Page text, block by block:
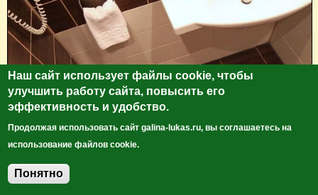
Тапочки, халаты в номере имеются. В прихожей есть
Наш сайт использует файлы cookie, чтобы
улучшить работу сайта, повысить его
эффективность и удобство.
Продолжая использовать сайт galina-lukas.ru, вы соглашаетесь на
использование файлов cookie.
Понятно